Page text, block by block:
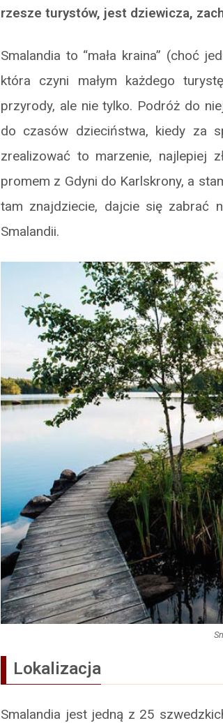
rzesze turystów, jest dziewicza,
Smalandia to “mała kraina” (choć
która czyni małym każdego
przyrody, ale nie tylko. Podróż do
do czasów dzieciństwa, kiedy za
zrealizować to marzenie, najlepiej
promem z Gdyni do Karlskrony, a
tam znajdziecie, dajcie się zabrać
Smalandii.
Lokalizacja
Smalandia jest jedną z 25